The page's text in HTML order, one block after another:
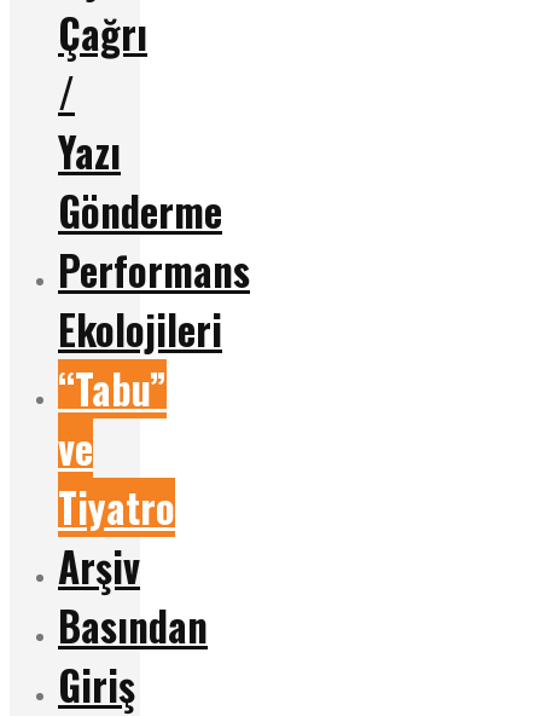
Çağrı
/
Yazı
Gönderme
Performans
Ekolojileri
“Tabu”
ve
Tiyatro
Arşiv
Basından
Giriş